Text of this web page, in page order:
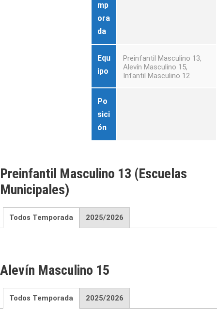
mp
ora
da
Equ
ipo
Preinfantil Masculino 13,
Alevín Masculino 15,
Infantil Masculino 12
Po
sici
ón
Preinfantil Masculino 13 (Escuelas
Municipales)
Todos Temporada 2025/2026
Alevín Masculino 15
Todos Temporada 2025/2026